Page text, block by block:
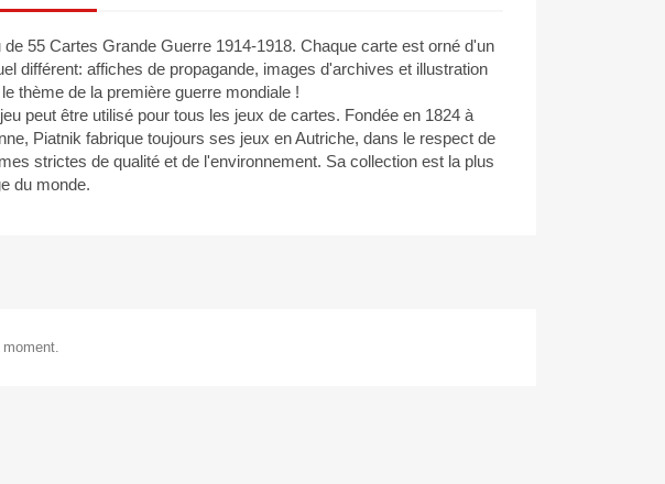
de 55 Cartes Grande Guerre 1914-1918. Chaque carte est orné d'un
différent: affiches de propagande, images d'archives et illustration
thème de la première guerre mondiale !
peut être utilisé pour tous les jeux de cartes. Fondée en 1824 à
Piatnik fabrique toujours ses jeux en Autriche, dans le respect de
strictes de qualité et de l'environnement. Sa collection est la plus
du monde.